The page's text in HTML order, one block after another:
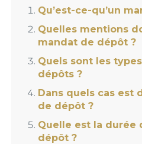
Qu’est-ce-qu’un
Quelles mentions
mandat de dépôt ?
Quels sont les
dépôts ?
Dans quels cas est
de dépôt ?
Quelle est la durée
dépôt ?